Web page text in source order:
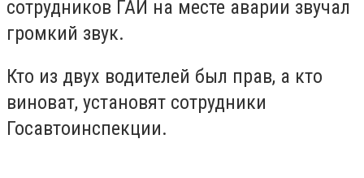
сотрудников ГАИ на месте аварии звучал
громкий звук.
Кто из двух водителей был прав, а кто
виноват, установят сотрудники
Госавтоинспекции.